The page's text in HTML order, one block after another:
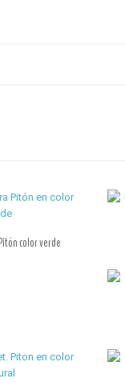
color verde